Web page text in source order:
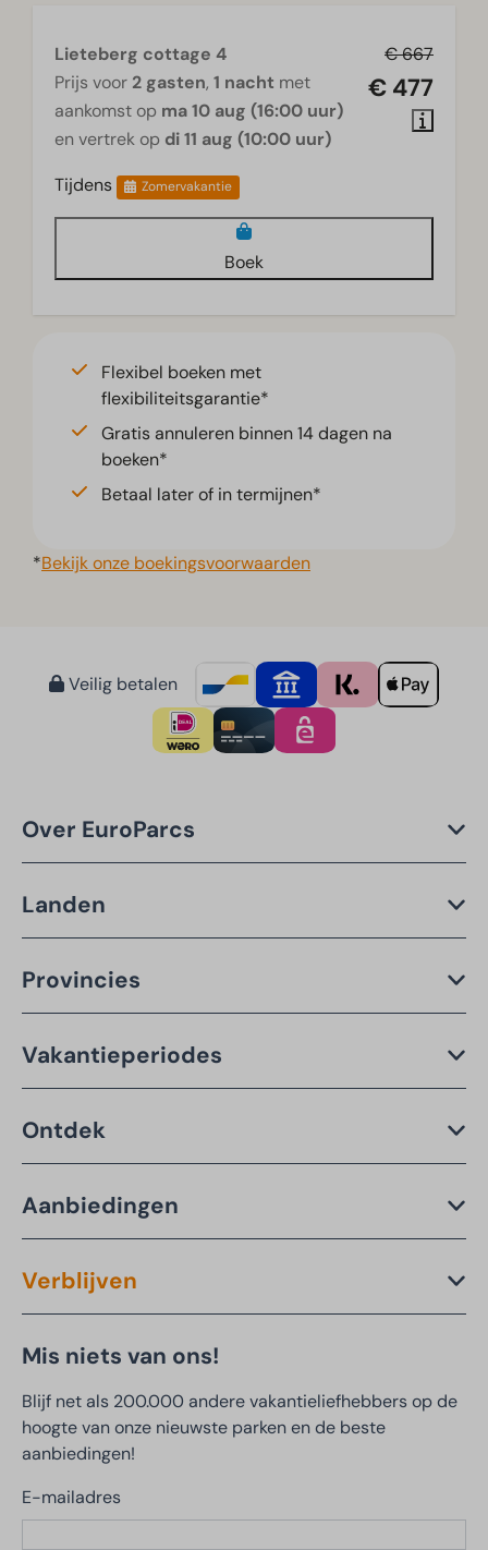
Infrarood verwarming
Woonkamer
Smart TV
€ 667
€ 477
Lieteberg cottage 4
Prijs voor 2 gasten, 1 nacht met
aankomst op ma 10 aug (16:00 uur)
en vertrek op di 11 aug (10:00 uur)
Tijdens
Zomervakantie
Boek
Flexibel boeken met
flexibiliteitsgarantie*
Gratis annuleren binnen 14 dagen na
boeken*
Betaal later of in termijnen*
*Bekijk onze boekingsvoorwaarden
Veilig betalen
Over EuroParcs
Landen
Provincies
Vakantieperiodes
Ontdek
Aanbiedingen
Verblijven
Mis niets van ons!
Blijf net als 200.000 andere vakantieliefhebbers op de
hoogte van onze nieuwste parken en de beste
aanbiedingen!
E-mailadres